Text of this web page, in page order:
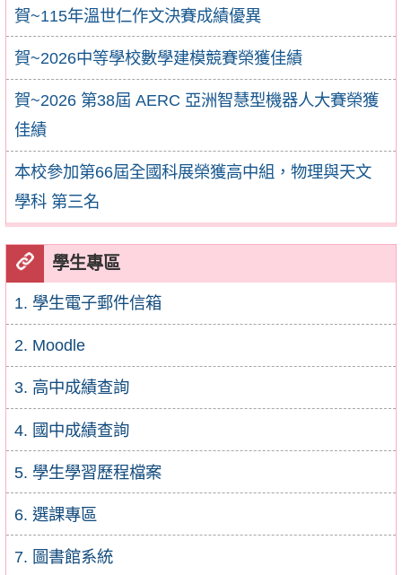
賀~115年溫世仁作文決賽成績優異
賀~2026中等學校數學建模競賽榮獲佳績
賀~2026 第38屆 AERC 亞洲智慧型機器人大賽榮獲
佳績
本校參加第66屆全國科展榮獲高中組，物理與天文
學科 第三名
學生專區
1. 學生電子郵件信箱
2. Moodle
3. 高中成績查詢
4. 國中成績查詢
5. 學生學習歷程檔案
6. 選課專區
7. 圖書館系統